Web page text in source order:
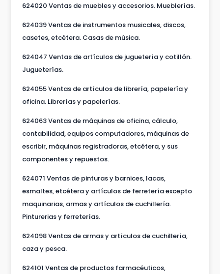
624020 Ventas de muebles y accesorios. Mueblerías.
624039 Ventas de instrumentos musicales, discos,
casetes, etcétera. Casas de música.
624047 Ventas de artículos de juguetería y cotillón.
Jugueterías.
624055 Ventas de artículos de librería, papelería y
oficina. Librerías y papelerías.
624063 Ventas de máquinas de oficina, cálculo,
contabilidad, equipos computadores, máquinas de
escribir, máquinas registradoras, etcétera, y sus
componentes y repuestos.
624071 Ventas de pinturas y barnices, lacas,
esmaltes, etcétera y artículos de ferretería excepto
maquinarias, armas y artículos de cuchillería.
Pinturerias y ferreterías.
624098 Ventas de armas y artículos de cuchillería,
caza y pesca.
624101 Ventas de productos farmacéuticos,